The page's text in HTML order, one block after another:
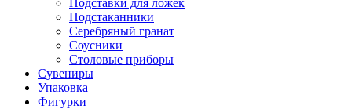
Подставки для ложек
Подстаканники
Серебряный гранат
Соусники
Столовые приборы
Сувениры
Упаковка
Фигурки